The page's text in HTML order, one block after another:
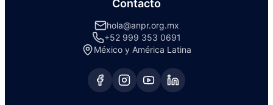
Contacto
hola@anpr.org.mx
+52 999 353 0691
México y América Latina